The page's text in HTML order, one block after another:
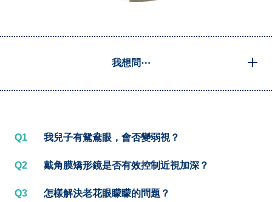
我想問⋯
Q1 我兒子有鴛鴦眼，會否變弱視？
Q2 戴角膜矯形鏡是否有效控制近視加深？
Q3 怎樣解決老花眼矇矇的問題？